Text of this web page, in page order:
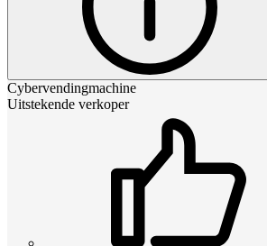
Cybervendingmachine
Uitstekende verkoper